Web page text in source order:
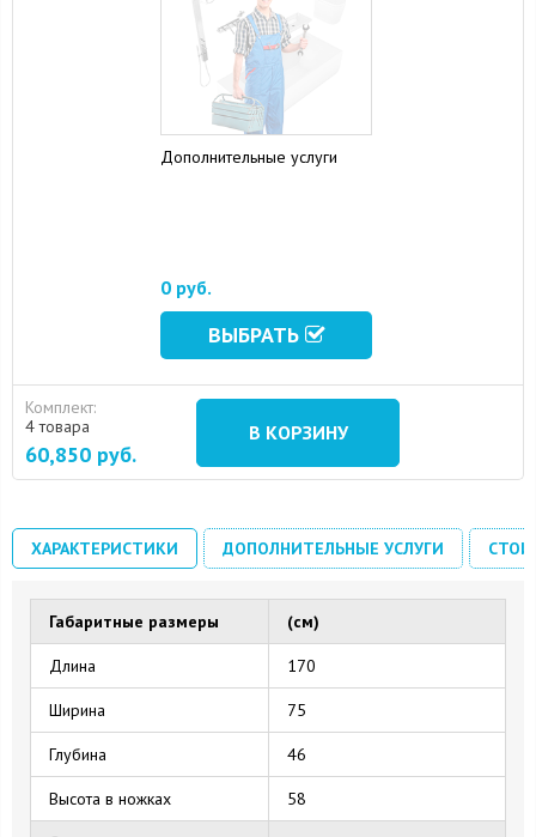
Дополнительные услуги
0 руб.
ВЫБРАТЬ
Комплект:
4 товара
60,850 руб.
В КОРЗИНУ
ХАРАКТЕРИСТИКИ ДОПОЛНИТЕЛЬНЫЕ УСЛУГИ
Габаритные размеры (см)
Длина 170
Ширина 75
Глубина 46
Высота в ножках 58